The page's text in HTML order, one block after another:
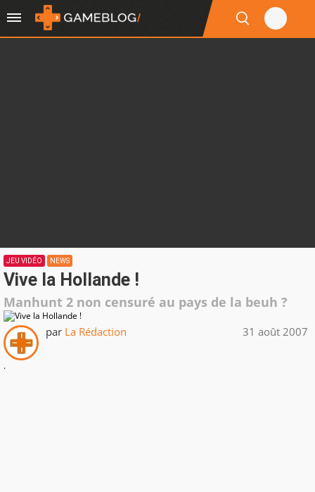
JEU VIDÉO NEWS
Vive la Hollande !
Manhunt 2 non censuré au pays de la beuh ?
par La Rédaction 31 août 2007
.